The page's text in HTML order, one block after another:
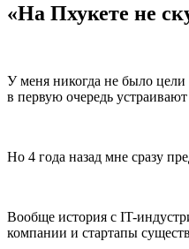
«На Пхукете не
У меня никогда не было
в первую очередь
Но 4 года назад мне сразу
Вообще история с IT-
компании и стартапы